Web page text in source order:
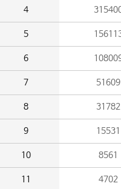
4
5
6
7 51609
8 31782
9 15531
10 8561
11 4702